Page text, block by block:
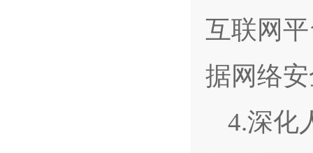
互联网
据网络
4.深化